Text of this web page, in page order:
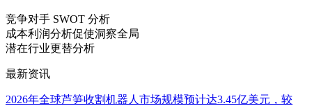
竞争对手 SWOT 分析
成本利润分析促使洞察全局
潜在行业更替分析
最新资讯
2026年全球芦笋收割机器人市场规模预计达3.45亿美元，较